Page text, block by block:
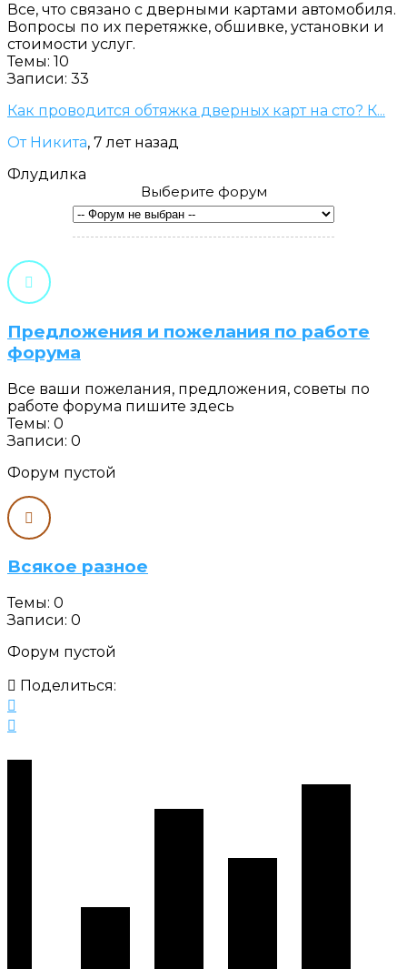
Все, что связано с дверными картами автомобиля.
Вопросы по их перетяжке, обшивке, установки и
стоимости услуг.
Темы: 10
Записи: 33
Как проводится обтяжка дверных карт на сто? К...
От Никита, 7 лет назад
Флудилка
Выберите форум
Предложения и пожелания по работе
форума
Все ваши пожелания, предложения, советы по
работе форума пишите здесь
Темы: 0
Записи: 0
Форум пустой
Всякое разное
Темы: 0
Записи: 0
Форум пустой
Поделиться: